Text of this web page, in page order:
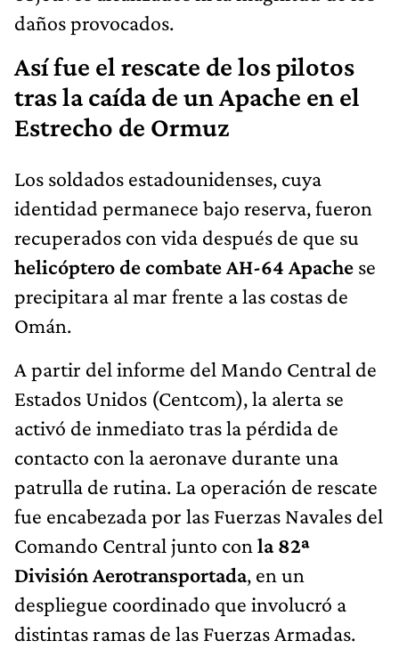
daños provocados.
Así fue el rescate de los pilotos
tras la caída de un Apache en el
Estrecho de Ormuz
Los soldados estadounidenses, cuya
identidad permanece bajo reserva, fueron
recuperados con vida después de que su
helicóptero de combate AH-64 Apache se
precipitara al mar frente a las costas de
Omán.
A partir del informe del Mando Central de
Estados Unidos (Centcom), la alerta se
activó de inmediato tras la pérdida de
contacto con la aeronave durante una
patrulla de rutina. La operación de rescate
fue encabezada por las Fuerzas Navales del
Comando Central junto con la 82ª
División Aerotransportada, en un
despliegue coordinado que involucró a
distintas ramas de las Fuerzas Armadas.